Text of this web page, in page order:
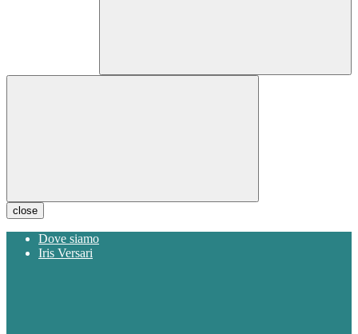
close
Dove siamo
Iris Versari